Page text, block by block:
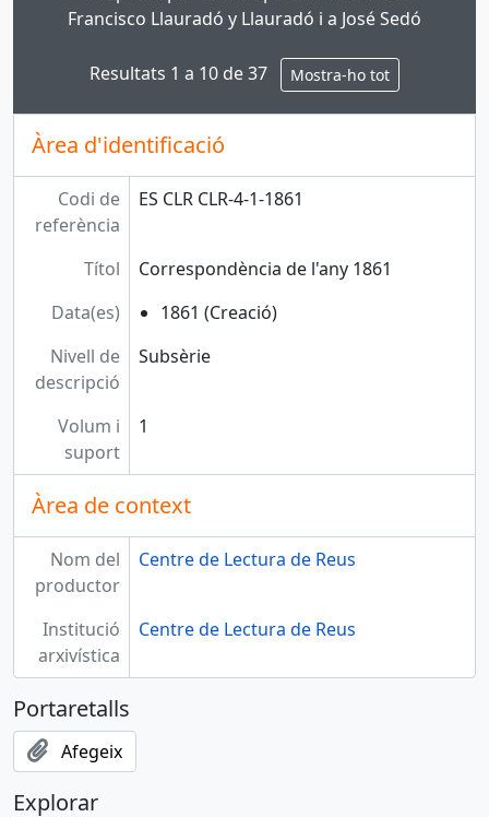
Francisco Llauradó y Llauradó i a José Sedó
Resultats 1 a 10 de 37 Mostra-ho tot
Àrea d'identificació
Codi de
referència
ES CLR CLR-4-1-1861
Títol
Correspondència de l'any 1861
Data(es)
1861 (Creació)
Nivell de
descripció
Subsèrie
Volum i
suport
1
Àrea de context
Nom del
productor
Centre de Lectura de Reus
Institució
arxivística
Centre de Lectura de Reus
Portaretalls
Afegeix
Explorar